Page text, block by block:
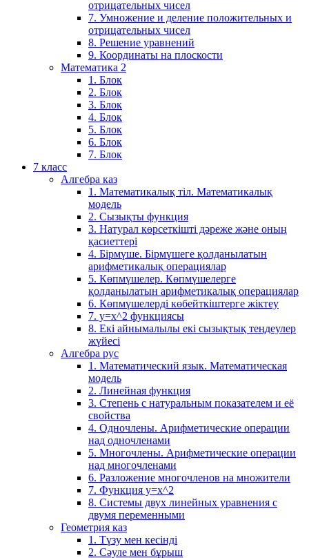
отрицательных чисел
7. Умножение и деление положительных и
отрицательных чисел
8. Решение уравнений
9. Координаты на плоскости
Математика 2
1. Блок
2. Блок
3. Блок
4. Блок
5. Блок
6. Блок
7. Блок
7 класс
Алгебра каз
1. Математикалық тіл. Математикалық
модель
2. Сызықты функция
3. Натурал көрсеткішті дәреже және оның
қасиеттері
4. Бірмүше. Бірмүшеге қолданылатын
арифметикалық операциялар
5. Көпмүшелер. Көпмүшелерге
қолданылатын арифметикалық операциялар
6. Көпмүшелерді көбейткіштерге жіктеу
7. у=х^2 функциясы
8. Екі айнымалылы екі сызықтық теңдеулер
жүйесі
Алгебра рус
1. Математический язык. Математическая
модель
2. Линейная функция
3. Степень с натуральным показателем и её
свойства
4. Одночлены. Арифметические операции
над одночленами
5. Многочлены. Арифметические операции
над многочленами
6. Разложение многочленов на множители
7. Функция y=x^2
8. Системы двух линейных уравнения с
двумя переменными
Геометрия каз
1. Түзу мен кесінді
2. Сәуле мен бұрыш